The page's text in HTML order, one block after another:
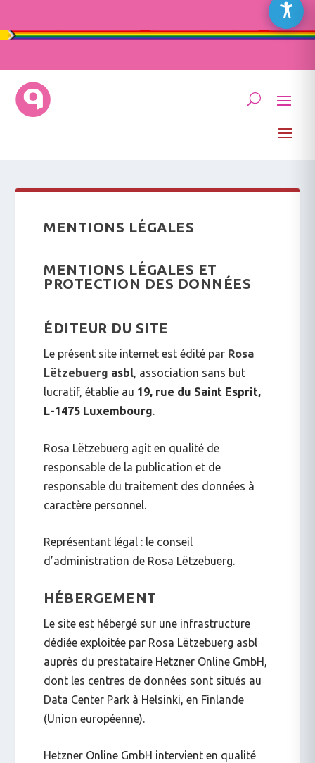
MENTIONS LÉGALES
MENTIONS LÉGALES ET
PROTECTION DES DONNÉES
ÉDITEUR DU SITE
Le présent site internet est édité par Rosa
Lëtzebuerg asbl, association sans but
lucratif, établie au 19, rue du Saint Esprit,
L-1475 Luxembourg.
Rosa Lëtzebuerg agit en qualité de
responsable de la publication et de
responsable du traitement des données à
caractère personnel.
Représentant légal : le conseil
d’administration de Rosa Lëtzebuerg.
HÉBERGEMENT
Le site est hébergé sur une infrastructure
dédiée exploitée par Rosa Lëtzebuerg asbl
auprès du prestataire Hetzner Online GmbH,
dont les centres de données sont situés au
Data Center Park à Helsinki, en Finlande
(Union européenne).
Hetzner Online GmbH intervient en qualité